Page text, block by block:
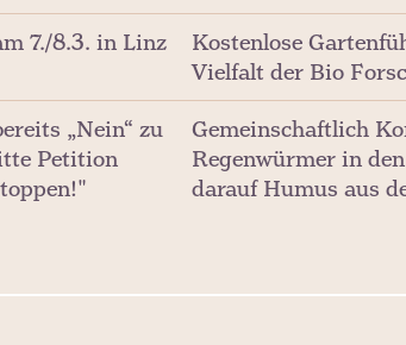
7./8.3. in Linz
Kostenlose
Vielfalt der Bio
„Nein“ zu
Petition
Gemeinschaftlich
Regenwürmer in
darauf Humus aus